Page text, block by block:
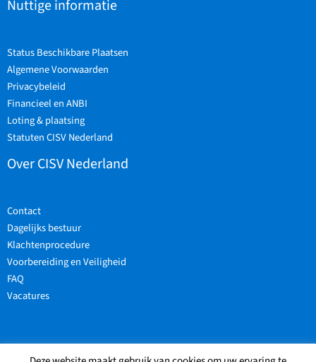
Nuttige informatie
Status Beschikbare Plaatsen
Algemene Voorwaarden
Privacybeleid
Financieel en ANBI
Loting & plaatsing
Statuten CISV Nederland
Over CISV Nederland
Contact
Dagelijks bestuur
Klachtenprocedure
Voorbereiding en Veiligheid
FAQ
Vacatures